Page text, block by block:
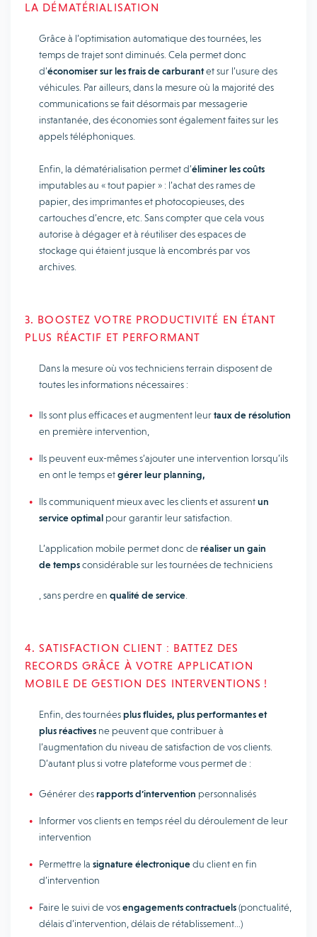
LA DÉMATÉRIALISATION
Grâce à l’optimisation automatique des tournées, les
temps de trajet sont diminués. Cela permet donc
d’économiser sur les frais de carburantet sur l’usure des
véhicules. Par ailleurs, dans la mesure où la majorité des
communications se fait désormais par messagerie
instantanée, des économies sont également faites sur les
appels téléphoniques.
Enfin, la dématérialisation permet d’éliminer les coûts
imputables au « tout papier » : l’achat des rames de
papier, des imprimantes et photocopieuses, des
cartouches d’encre, etc. Sans compter que cela vous
autorise à dégager et à réutiliser des espaces de
stockage qui étaient jusque là encombrés par vos
archives.
3. BOOSTEZ VOTRE PRODUCTIVITÉ EN ÉTANT
PLUS RÉACTIF ET PERFORMANT
Dans la mesure où vos techniciens terrain disposent de
toutes les informations nécessaires :
Ils sont plus efficaces et augmentent leurtaux de résolution
en première intervention,
Ils peuvent eux-mêmes s’ajouter une intervention lorsqu’ils
en ont le temps etgérer leur planning,
Ils communiquent mieux avec les clients et assurentun
service optimal pour garantir leur satisfaction.
L’application mobile permet donc deréaliser un gain
de tempsconsidérable sur les tournées de techniciens
, sans perdre en qualité de service
4. SATISFACTION CLIENT : BATTEZ DES
RECORDS GRÂCE À VOTRE APPLICATION
MOBILE DE GESTION DES INTERVENTIONS !
Enfin, des tournéesplus fluides, plus performantes et
plus réactives ne peuvent que contribuer à
l’augmentation du niveau de satisfaction de vos clients.
D’autant plus si votre plateforme vous permet de :
Générer desrapports d’intervention personnalisés
Informer vos clients en temps réel du déroulement de leur
intervention
Permettre la signature électroniquedu client en fin
d’intervention
Faire le suivi de vosengagements contractuels(ponctualité,
délais d’intervention, délais de rétablissement…)